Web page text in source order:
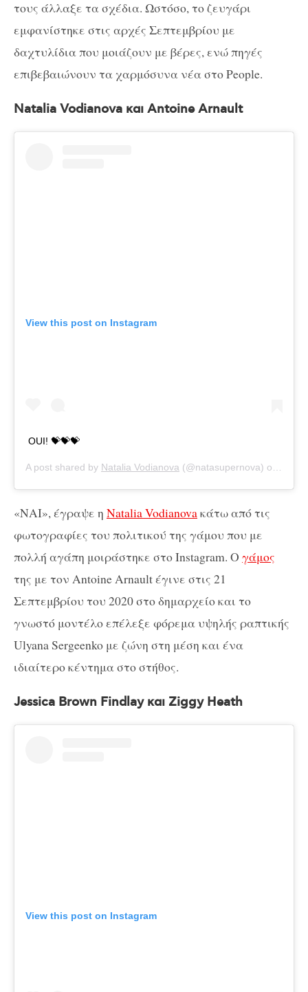
τους άλλαξε τα σχέδια. Ωστόσο, το ζευγάρι
εμφανίστηκε στις αρχές Σεπτεμβρίου με
δαχτυλίδια που μοιάζουν με βέρες, ενώ πηγές
επιβεβαιώνουν τα χαρμόσυνα νέα στο People.
Natalia Vodianova και Antoine Arnault
View this post on Instagram
OUI! 💝💝💝
A post shared by Natalia Vodianova (@natasupernova) on
«ΝΑΙ», έγραψε η Natalia Vodianovaκάτω από τις
φωτογραφίες του πολιτικού της γάμου που με
πολλή αγάπη μοιράστηκε στο Instagram. O γάμος
της με τον Antoine Arnault έγινε στις 21
Σεπτεμβρίου του 2020 στο δημαρχείο και το
γνωστό μοντέλο επέλεξε φόρεμα υψηλής ραπτικής
Ulyana Sergeenko με ζώνη στη μέση και ένα
ιδιαίτερο κέντημα στο στήθος.
Jessica Brown Findlay και Ziggy Heath
View this post on Instagram